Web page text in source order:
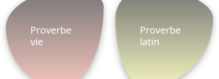
© 2014-2026 ProverbesDictons. Tous droits